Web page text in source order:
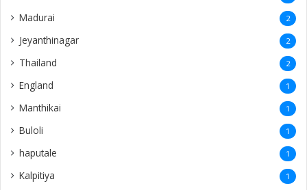
Madurai 2
Jeyanthinagar 2
Thailand 2
England 1
Manthikai 1
Buloli 1
haputale 1
Kalpitiya 1